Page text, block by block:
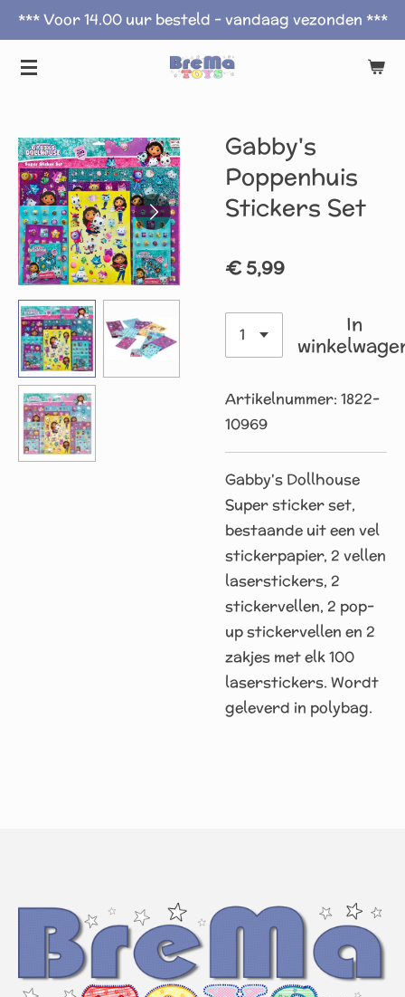
Ga
naar
*** Voor 14.00 uur besteld - vandaag vezonden ***
Gabby's
Poppenhuis
Stickers Set
€ 5,99
In
Artikelnummer: 1822-
10969
Gabby's Dollhouse
Super sticker set,
bestaande uit een vel
stickerpapier, 2 vellen
laserstickers, 2
stickervellen, 2 pop-
up stickervellen en 2
zakjes met elk 100
laserstickers. Wordt
geleverd in polybag.